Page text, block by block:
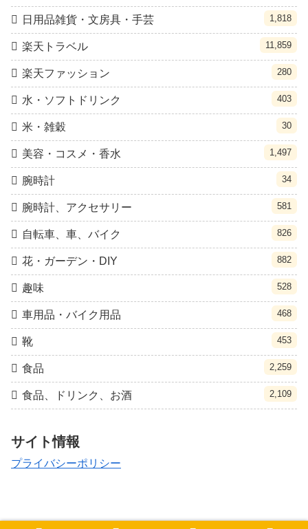
日用品雑貨・文房具・手芸 1,818
楽天トラベル 11,859
楽天ファッション 280
水・ソフトドリンク 403
米・雑穀 30
美容・コスメ・香水 1,497
腕時計 34
腕時計、アクセサリー 581
自転車、車、バイク 826
花・ガーデン・DIY 882
趣味 528
車用品・バイク用品 468
靴 453
食品 2,259
食品、ドリンク、お酒 2,109
サイト情報
プライバシーポリシー